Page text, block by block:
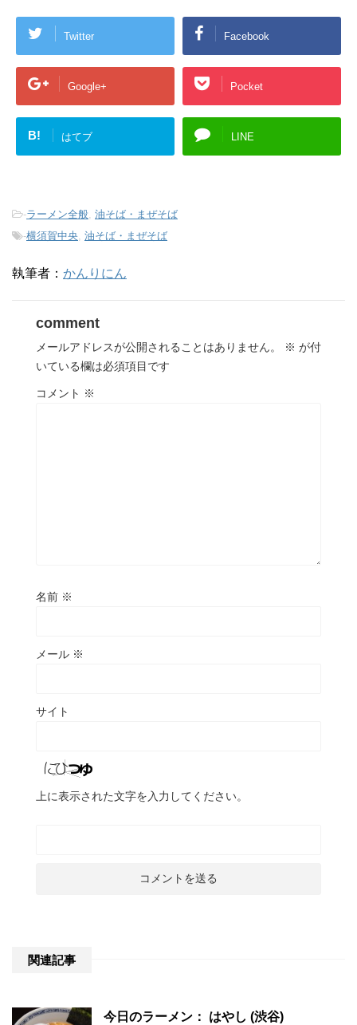
Twitter Facebook
Google+ Pocket
B! はてブ LINE
-ラーメン全般, 油そば・まぜそば
-横須賀中央, 油そば・まぜそば
執筆者： かんりにん
comment
メールアドレスが公開されることはありません。 ※ が付
いている欄は必須項目です
コメント ※
名前 ※
メール ※
サイト
上に表示された文字を入力してください。
関連記事
今日のラーメン： はやし (渋谷)